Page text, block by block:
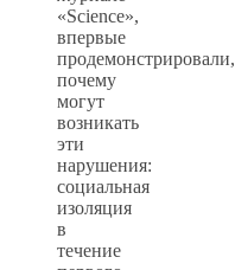
«Science»,
впервые
продемонстрировали,
почему
могут
возникать
эти
нарушения:
социальная
изоляция
в
течение